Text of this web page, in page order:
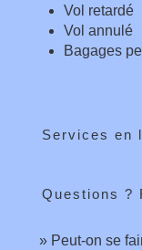
Vol retardé
Vol annulé
Bagages
Services en
Questions ?
Peut-on se